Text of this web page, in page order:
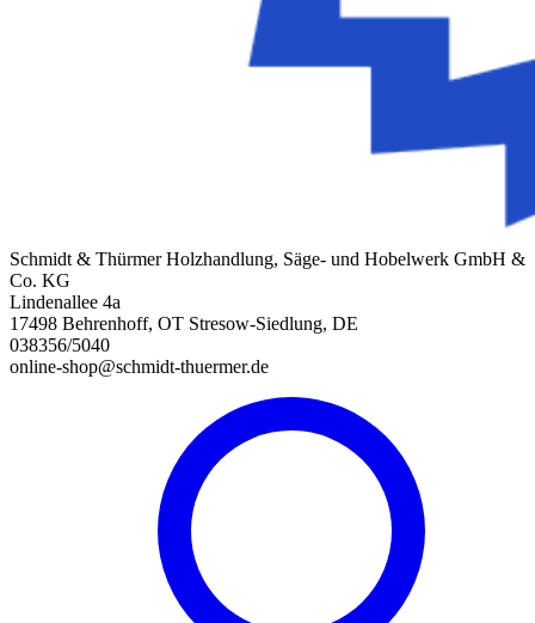
Schmidt & Thürmer Holzhandlung, Säge- und Hobelwerk GmbH &
Co. KG
Lindenallee 4a
17498 Behrenhoff, OT Stresow-Siedlung, DE
038356/5040
online-shop@schmidt-thuermer.de